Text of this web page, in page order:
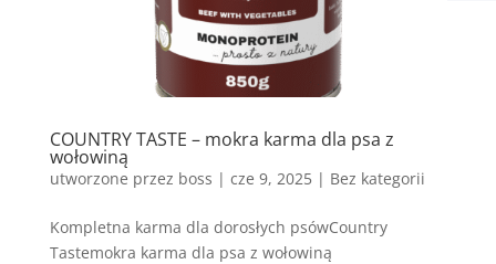
COUNTRY TASTE – mokra karma dla psa z
wołowiną
utworzone przez boss | cze 9, 2025| Bez kategorii
Kompletna karma dla dorosłych psówCountry
Tastemokra karma dla psa z wołowiną